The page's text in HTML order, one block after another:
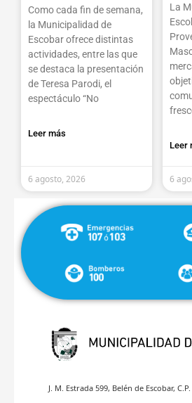
Como cada fin de semana,
la Municipalidad de
Escobar ofrece distintas
actividades, entre las que
se destaca la presentación
de Teresa Parodi, el
espectáculo “No
Leer más
6 agosto, 2026
La
Leer
6
J. M. Estrada 599, Belén de Escobar,